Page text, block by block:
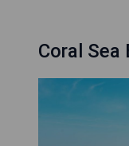
Coral Sea